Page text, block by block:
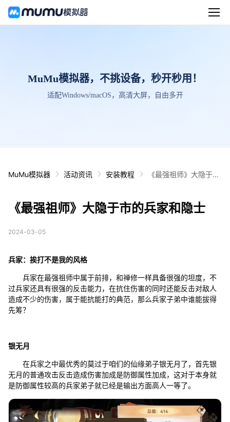
MuMu模拟器，不挑设备，秒开秒用！
适配Windows/macOS，高清大屏，自由多开
MuMu模拟器 活动资讯 安装教程
《最强祖师》大隐于市
《最强祖师》大隐于市的兵家和隐士
2024-03-05
兵家：挨打不是我的风格
兵家在最强祖师中属于前排，和禅修一样具备很强的坦度，不
过兵家还具有很强的反击能力，在抗住伤害的同时还能反击对敌人
造成不少的伤害，属于能抗能打的典范，那么兵家子弟中谁能拔得
先筹？
银无月
在兵家之中最优秀的莫过于咱们的仙缘弟子银无月了，首先银
无月的普通攻击反击造成伤害加成是防御属性加成，这对于本身就
是防御属性较高的兵家弟子就已经是输出方面高人一等了。